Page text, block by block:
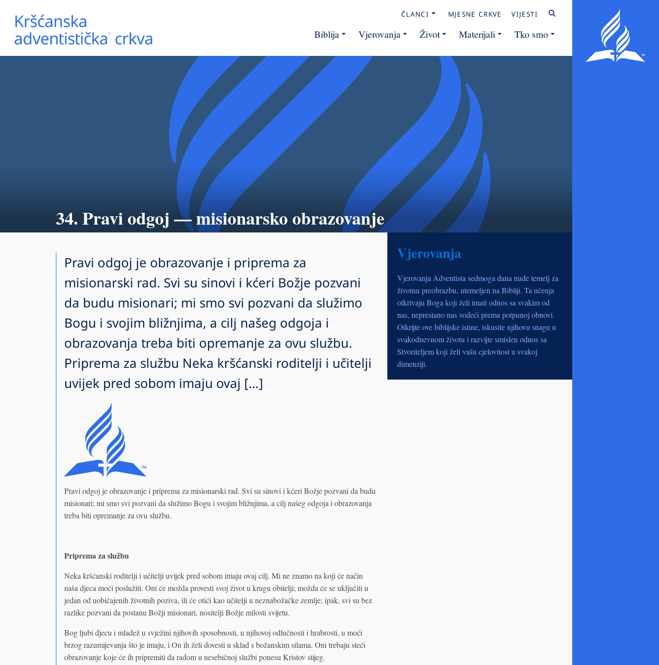
ČLANCI MJESNE CRKVE VIJESTI
Biblija Vjerovanja Život Materijali Tko smo
34. Pravi odgoj — misionarsko obrazovanje
Pravi odgoj je obrazovanje i priprema za
misionarski rad. Svi su sinovi i kćeri Božje pozvani
da budu misionari; mi smo svi pozvani da služimo
Bogu i svojim bližnjima, a cilj našeg odgoja i
obrazovanja treba biti opremanje za ovu službu.
Priprema za službu Neka kršćanski roditelji i učitelji
uvijek pred sobom imaju ovaj […]
Pravi odgoj je obrazovanje i priprema za misionarski rad. Svi su sinovi i kćeri Božje pozvani da budu
misionari; mi smo svi pozvani da služimo Bogu i svojim bližnjima, a cilj našeg odgoja i obrazovanja
treba biti opremanje za ovu službu.
Priprema za službu
Neka kršćanski roditelji i učitelji uvijek pred sobom imaju ovaj cilj. Mi ne znamo na koji će način
naša djeca moći poslužiti. Oni će možda provesti svoj život u krugu obitelji; možda će se uključiti u
jedan od uobičajenih životnih poziva, ili će otići kao učitelji u neznabožačke zemlje; ipak, svi su bez
razlike pozvani da postanu Božji misionari, nositelji Božje milosti svijetu.
Bog ljubi djecu i mladež u svježini njihovih sposobnosti, u njihovoj odlučnosti i hrabrosti, u moći
brzog razumijevanja što je imaju, i On ih želi dovesti u sklad s božanskim silama. Oni trebaju steći
obrazovanje koje će ih pripremiti da radom u nesebičnoj službi ponesu Kristov stijeg.
Vjerovanja
Vjerovanja Adventista sedmoga dana nude temelj za
životnu preobrazbu, utemeljen na Bibliji. Ta učenja
otkrivaju Boga koji želi imati odnos sa svakim od
nas, neprestano nas vodeći prema potpunoj obnovi.
Otkrijte ove biblijske istine, iskusite njihovu snagu u
svakodnevnom životu i razvijte smislen odnos sa
Stvoriteljem koji želi vašu cjelovitost u svakoj
dimenziji.